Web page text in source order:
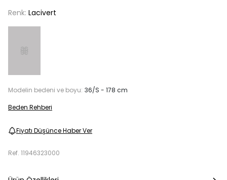
Renk: Lacivert
Modelin bedeni ve boyu: 36/S - 178 cm
Beden Rehberi
Fiyatı Düşünce Haber Ver
Ref. 11946323000